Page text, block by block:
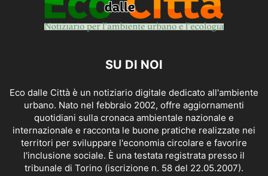
SU DI NOI
Eco dalle Città è un notiziario digitale dedicato all'ambiente
urbano. Nato nel febbraio 2002, offre aggiornamenti
quotidiani sulla cronaca ambientale nazionale e
internazionale e racconta le buone pratiche realizzate nei
territori per sviluppare l'economia circolare e favorire
l'inclusione sociale. È una testata registrata presso il
tribunale di Torino (iscrizione n. 58 del 22.05.2007).